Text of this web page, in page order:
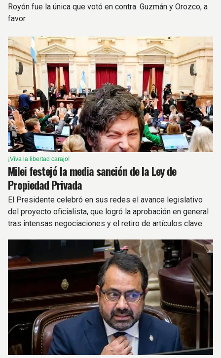
Royón fue la única que votó en contra. Guzmán y Orozco, a
favor.
¡Viva la libertad carajo!
Milei festejó la media sanción de la Ley de
Propiedad Privada
El Presidente celebró en sus redes el avance legislativo
del proyecto oficialista, que logró la aprobación en general
tras intensas negociaciones y el retiro de artículos clave